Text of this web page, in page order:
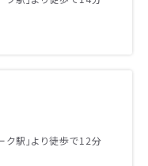
駅」より徒歩で12分